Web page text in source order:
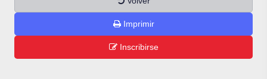
Imprimir
Inscribirse